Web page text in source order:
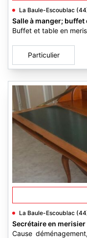
La Baule-Escoublac
Salle à manger;
Buffet et table en
Particulier
La Baule-Escoublac
Secrétaire en merisier
Cause